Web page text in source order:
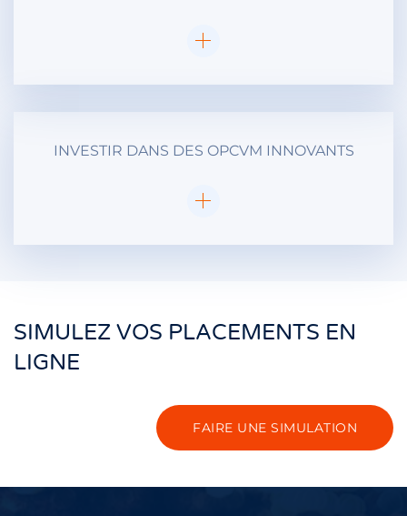
INVESTIR DANS DES OPCVM INNOVANTS
SIMULEZ VOS PLACEMENTS EN
LIGNE
FAIRE UNE SIMULATION